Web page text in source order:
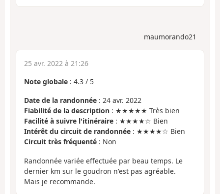
maumorando21
25 avr. 2022 à 21:26
Note globale : 4.3 / 5
Date de la randonnée : 24 avr. 2022
Fiabilité de la description : ★★★★★ Très bien
Facilité à suivre l'itinéraire : ★★★★☆ Bien
Intérêt du circuit de randonnée : ★★★★☆ Bien
Circuit très fréquenté : Non
Randonnée variée effectuée par beau temps. Le
dernier km sur le goudron n'est pas agréable.
Mais je recommande.